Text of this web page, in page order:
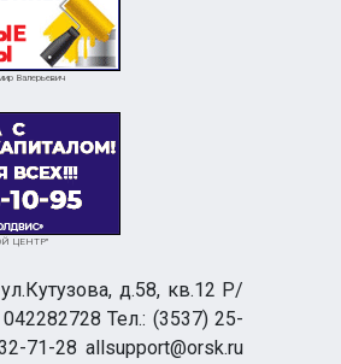
Валерьевич
ЦЕНТР"
д.58, кв.12 Р/
Тел.: (3537) 25-
71-28 allsupport@orsk.ru